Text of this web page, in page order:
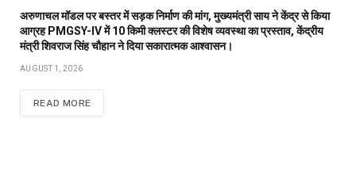
अरुणाचल मॉडल पर बस्तर में सड़क निर्माण की मांग, मुख्यमंत्री साय ने केंद्र से किया
आग्रह PMGSY-IV में 10 किमी क्लस्टर की विशेष व्यवस्था का प्रस्ताव, केंद्रीय
मंत्री शिवराज सिंह चौहान ने दिया सकारात्मक आश्वासन।
AUGUST 1, 2026
READ MORE